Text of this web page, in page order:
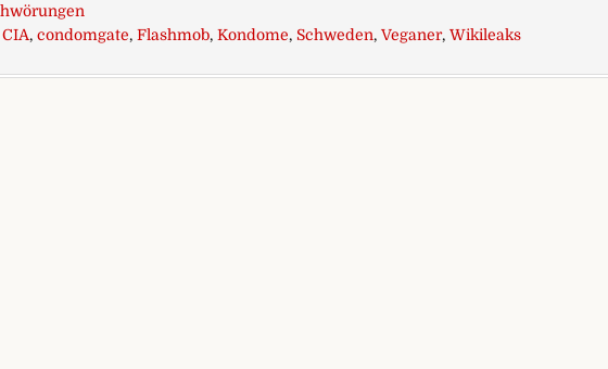
CIA, condomgate, Flashmob, Kondome, Schweden, Veganer, Wikileaks
ist schuld (natürlich).